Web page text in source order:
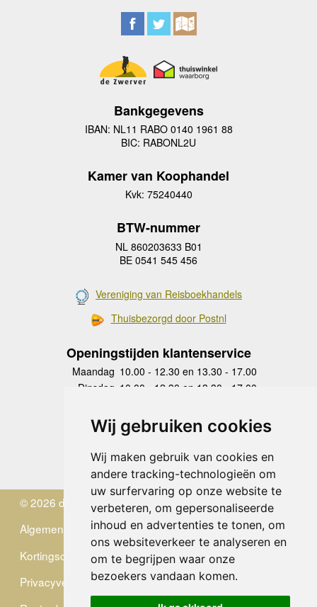
Wij gebruiken cookies
Wij maken gebruik van cookies en
andere tracking-technologieën om
uw surfervaring op onze website te
verbeteren, om gepersonaliseerde
inhoud en advertenties te tonen, om
ons websiteverkeer te analyseren en
om te begrijpen waar onze
bezoekers vandaan komen.
Bankgegevens
IBAN: NL11 RABO 0140 1961 88
BIC: RABONL2U
Kamer van Koophandel
Kvk: 75240440
BTW-nummer
NL 860203633 B01
BE 0541 545 456
Vereniging van Reisboekhandels
Thuisbezorgd door Postnl
Openingstijden klantenservice
Maandag 10.00 - 12.30 en 13.30 - 17.00
Dinsdag 10.00 - 12.30 en 13.30 - 17.00
Donderdag
10.00 - 12.30 en 13.30 - 17.00
Vrijdag 10.00 - 12.30 en 13.30 - 17.00
Zaterdag
gesloten
Zondag gesloten
© 2026 de Zwerver
Algemene Voorwaarden
Kortingscode
Privacyverklaring